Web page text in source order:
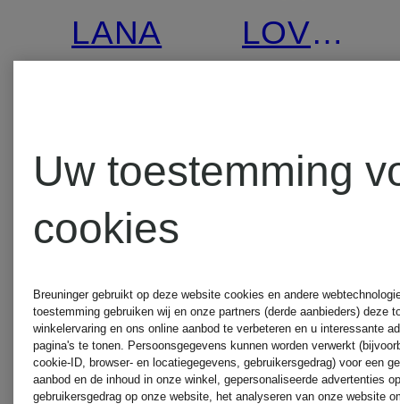
LANA
LOVE
Beste prijs:
€ 280
Uw toestemming
cookies
Breuninger gebruikt op deze website cookies en andere
toestemming gebruiken wij en onze partners (derde aanbieders) deze
winkelervaring en ons online aanbod te verbeteren en u interessante
pagina's te tonen. Persoonsgegevens kunnen worden verwerkt
cookie-ID, browser- en locatiegegevens, gebruikersgedrag) voor een
aanbod en de inhoud in onze winkel, gepersonaliseerde advertenties
gebruikersgedrag op onze website, het analyseren van onze website